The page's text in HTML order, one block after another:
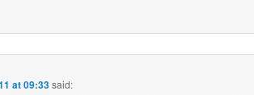
at 09:33said: